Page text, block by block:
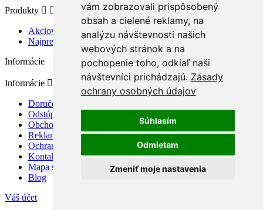
vám zobrazovali prispôsobený
obsah a cielené reklamy, na
analýzu návštevnosti našich
webových stránok a na
pochopenie toho, odkiaľ naši
návštevníci prichádzajú. Zásady
ochrany osobných údajov
Súhlasím
Odmietam
Zmeniť moje nastavenia
Produkty  
Akciové produkty
Najpredávanejšie
Informácie
Informácie 
Doručenie a platba
Odstúpenie od zmluvy a reklamácia
Obchodné podmienky
Reklamačný poriadok
Ochrana osobných údajov
Kontaktujte nás
Mapa stránky
Blog
Váš účet